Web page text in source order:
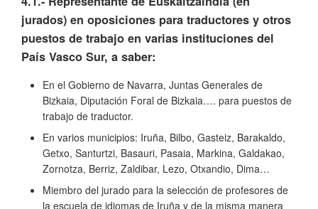
jurados) en oposiciones para traductores y otros
puestos de trabajo en varias instituciones del
País Vasco Sur, a saber:
En el Gobierno de Navarra, Juntas Generales de
Bizkaia, Diputación Foral de Bizkaia…. para puestos de
trabajo de traductor.
En varios municipios: Iruña, Bilbo, Gasteiz, Barakaldo,
Getxo, Santurtzi, Basauri, Pasaia, Markina, Galdakao,
Zornotza, Berriz, Zaldibar, Lezo, Otxandio, Dima…
Miembro del jurado para la selección de profesores de
la escuela de idiomas de Iruña y de la misma manera